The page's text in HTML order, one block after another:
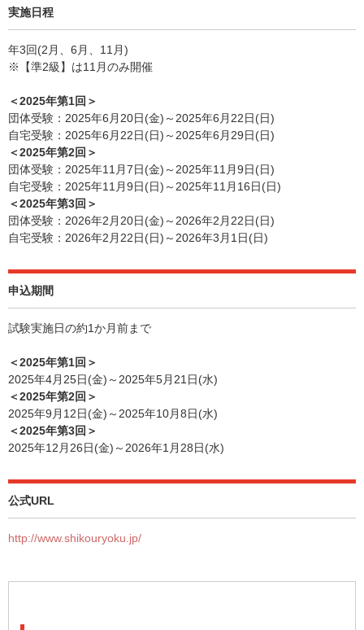
実施日程
年3回(2月、6月、11月)
※【準2級】は11月のみ開催
＜2025年第1回＞
団体受験：2025年6月20日(金)～2025年6月22日(日)
自宅受験：2025年6月22日(日)～2025年6月29日(日)
＜2025年第2回＞
団体受験：2025年11月7日(金)～2025年11月9日(日)
自宅受験：2025年11月9日(日)～2025年11月16日(日)
＜2025年第3回＞
団体受験：2026年2月20日(金)～2026年2月22日(日)
自宅受験：2026年2月22日(日)～2026年3月1日(日)
申込期間
試験実施日の約1か月前まで
＜2025年第1回＞
2025年4月25日(金)～2025年5月21日(水)
＜2025年第2回＞
2025年9月12日(金)～2025年10月8日(水)
＜2025年第3回＞
2025年12月26日(金)～2026年1月28日(水)
公式URL
http://www.shikouryoku.jp/